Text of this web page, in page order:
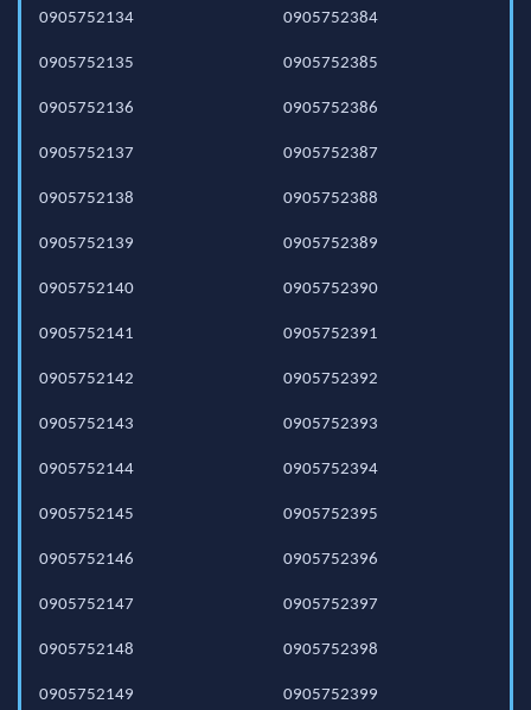
0905752134
0905752135
0905752136
0905752137
0905752138
0905752139
0905752140
0905752141
0905752142
0905752143
0905752144
0905752145
0905752146
0905752147
0905752148
0905752149
0905752384
0905752385
0905752386
0905752387
0905752388
0905752389
0905752390
0905752391
0905752392
0905752393
0905752394
0905752395
0905752396
0905752397
0905752398
0905752399